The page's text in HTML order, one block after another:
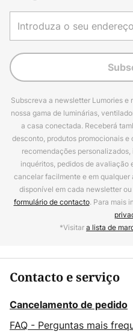
Subscreva a newsletter Lumories
nossa gama de luminárias,
a casa conectada. Receberá
desconto, produtos promocionais
recomendações
inquéritos, pedidos de avaliação
cancelar facilmente e em
disponível em cada newsletter
formulário de contacto. Para mais
*Visitara lista de
Contacto e serviço
Cancelamento de pedido
FAQ - Perguntas mais